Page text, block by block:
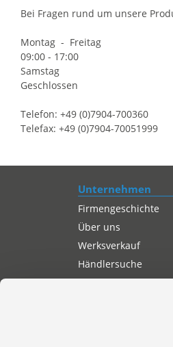
Bei Fragen rund um unsere
Montag - Freitag
09:00 - 17:00
Samstag
Geschlossen
Telefon: +49 (0)7904-700360
Telefax: +49 (0)7904-70051999
Unternehmen
Firmengeschichte
Über uns
Werksverkauf
Händlersuche
Servicepartner-
Autorisierter